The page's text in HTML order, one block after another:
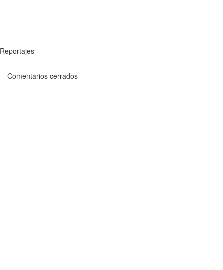
Reportajes
Comentarios cerrados